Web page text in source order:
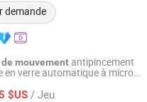
demande
de mouvement antipincement
en verre automatique à micro-
$US / Jeu
PRODUCTS